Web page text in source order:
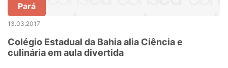
Pará
13.03.2017
Colégio Estadual da Bahia alia Ciência e
culinária em aula divertida